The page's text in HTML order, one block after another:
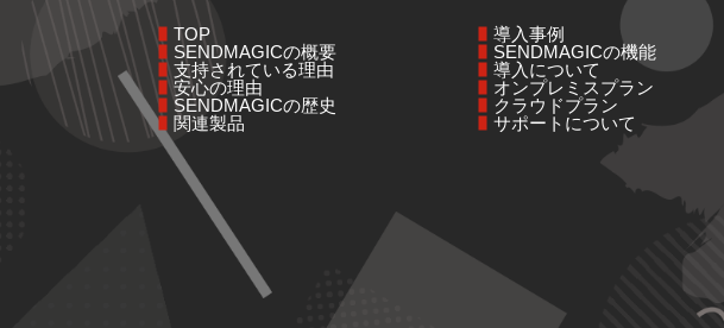
TOP
SENDMAGICの概要
支持されている理由
安心の理由
SENDMAGICの歴史
関連製品
導入事例
SENDMAGICの機能
導入について
オンプレミスプラン
クラウドプラン
サポートについて